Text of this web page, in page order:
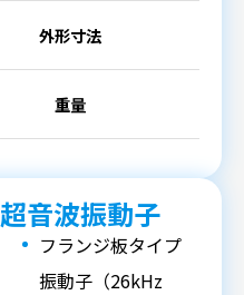
外形寸法
重量
超音波振動子
フランジ板タイプ
振動子（26kHz